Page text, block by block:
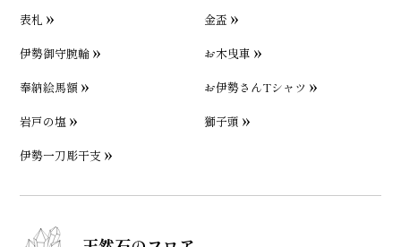
表札
金盃
伊勢御守腕輪
お木曳車
奉納絵馬額
お伊勢さんTシャツ
岩戸の塩
獅子頭
伊勢一刀彫干支